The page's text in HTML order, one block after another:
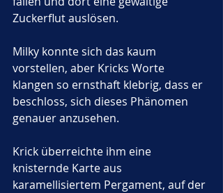
Zuckerflut auslösen.
Milky konnte sich das kaum
vorstellen, aber Kricks Worte
klangen so ernsthaft klebrig, dass er
beschloss, sich dieses Phänomen
genauer anzusehen.
Krick überreichte ihm eine
knisternde Karte aus
karamellisiertem Pergament, auf der